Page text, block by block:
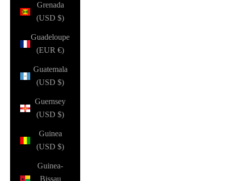
Grenada
(USD $)
Guadeloupe
(EUR €)
Guatemala
(USD $)
Guernsey
(USD $)
Guinea
(USD $)
Guinea-
Bissau